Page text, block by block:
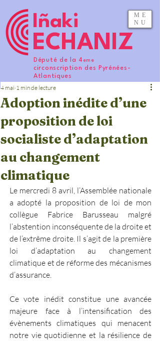
ME
NU
ECHANIZ
Iñaki
Député de la 4 eme
circonscription des Pyrénées-
Atlantiques
Adoption inédite d’une
proposition de loi
socialiste d’adaptation
au changement
climatique
4 mai 1 min de lecture
Le mercredi 8 avril, l’Assemblée nationale
a adopté la proposition de loi de mon
collègue Fabrice Barusseau malgré
l’abstention inconséquente de la droite et
de l’extrême droite. Il s’agit de la première
loi d’adaptation au changement
climatique et de réforme des mécanismes
d’assurance.
Ce vote inédit constitue une avancée
majeure face à l’intensification des
évènements climatiques qui menacent
notre vie quotidienne et la résilience de